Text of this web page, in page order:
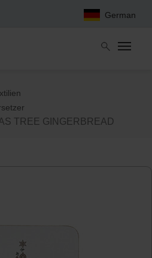
German
TREE GINGERBREAD